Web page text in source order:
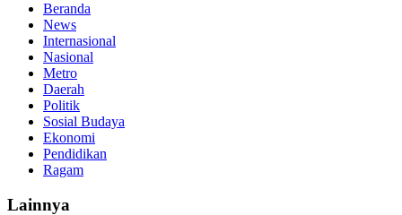
Beranda
News
Internasional
Nasional
Metro
Daerah
Politik
Sosial Budaya
Ekonomi
Pendidikan
Ragam
Lainnya